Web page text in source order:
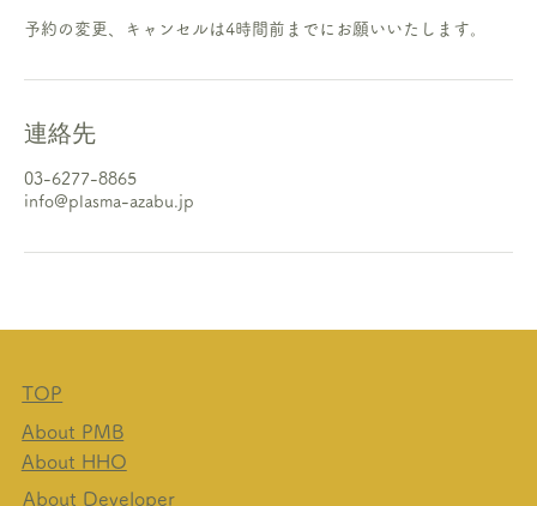
予約の変更、キャンセルは4時間前までにお願いいたします。
連絡先
03-6277-8865
info@plasma-azabu.jp
TOP
About PMB
About HHO
About Developer